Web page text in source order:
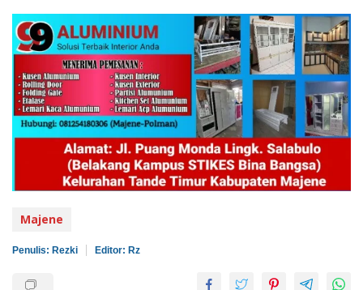
Majene
Penulis: Rezki Editor: Rz